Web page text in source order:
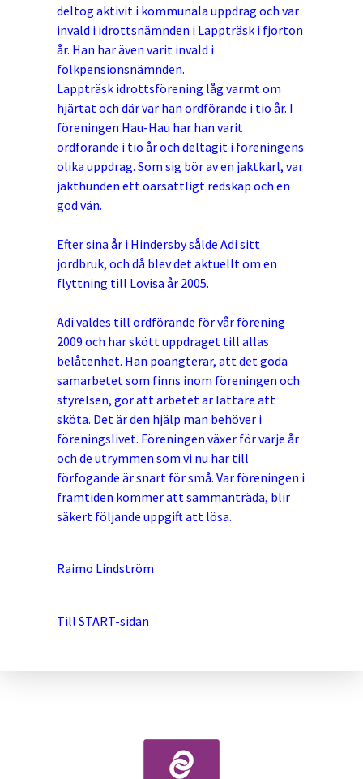
deltog aktivit i kommunala uppdrag och var
invald i idrottsnämnden i Lappträsk i fjorton
år. Han har även varit invald i
folkpensionsnämnden.
Lappträsk idrottsförening låg varmt om
hjärtat och där var han ordförande i tio år. I
föreningen Hau-Hau har han varit
ordförande i tio år och deltagit i föreningens
olika uppdrag. Som sig bör av en jaktkarl, var
jakthunden ett oärsättligt redskap och en
god vän.
Efter sina år i Hindersby sålde Adi sitt
jordbruk, och då blev det aktuellt om en
flyttning till Lovisa år 2005.
Adi valdes till ordförande för vår förening
2009 och har skött uppdraget till allas
belåtenhet. Han poängterar, att det goda
samarbetet som finns inom föreningen och
styrelsen, gör att arbetet är lättare att
sköta. Det är den hjälp man behöver i
föreningslivet. Föreningen växer för varje år
och de utrymmen som vi nu har till
förfogande är snart för små. Var föreningen i
framtiden kommer att sammanträda, blir
säkert följande uppgift att lösa.
Raimo Lindström
Till START-sidan